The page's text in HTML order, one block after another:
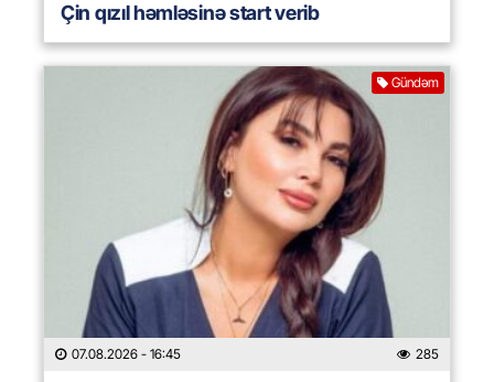
Çin qızıl həmləsinə start verib
Gündəm
07.08.2026 - 16:45 285